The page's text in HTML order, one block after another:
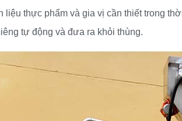
liệu thực phẩm và gia vị cần thiết trong
tự động và đưa ra khỏi thùng.